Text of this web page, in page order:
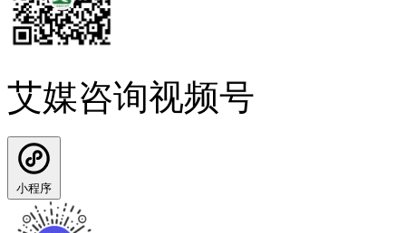
艾媒咨询视频号
小程序